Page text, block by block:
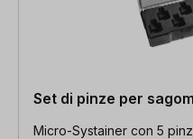
Set di pinze per
Micro-Systainer con 5